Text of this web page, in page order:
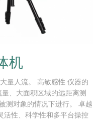
机
量人流。 高敏感性 仪器的
、大面积区域的远距离测
测对象的情况下进行。 卓越
活性、科学性和多平台操控